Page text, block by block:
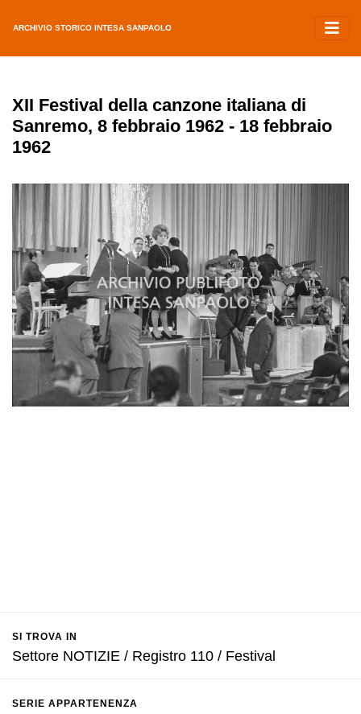
ARCHIVIO STORICO INTESA SANPAOLO
XII Festival della canzone italiana di
Sanremo, 8 febbraio 1962 - 18 febbraio
1962
SI TROVA IN
Settore NOTIZIE / Registro 110 / Festival
SERIE APPARTENENZA